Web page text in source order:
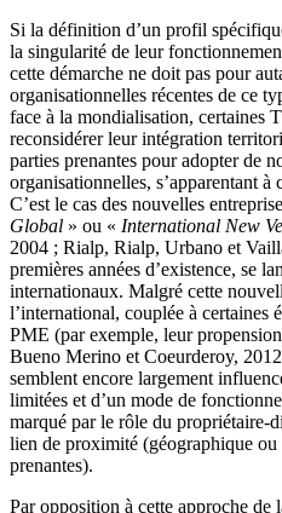
Si la définition d’un profil
la singularité de leur
cette démarche ne doit pas pour
organisationnelles récentes de ce
face à la mondialisation, certaines
reconsidérer leur intégration
parties prenantes pour adopter de
organisationnelles, s’apparentant à
C’est le cas des nouvelles
Global » ou « International New
2004 ; Rialp, Rialp, Urbano et
premières années d’existence, se
internationaux. Malgré cette
l’international, couplée à certaines
PME (par exemple, leur
Bueno Merino et Coeurderoy,
semblent encore largement
limitées et d’un mode de
marqué par le rôle du propriétaire-
lien de proximité (géographique
prenantes).
Par opposition à cette approche de